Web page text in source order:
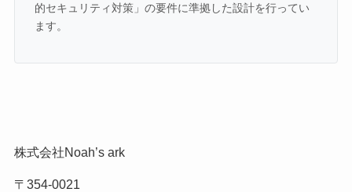
的セキュリティ対策」の要件に準拠した設計を行ってい
ます。
株式会社Noah’s ark
〒354-0021